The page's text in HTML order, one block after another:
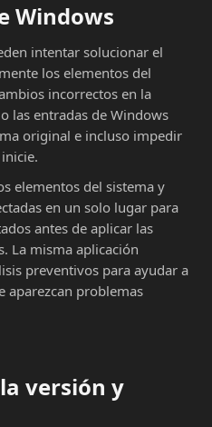
Windows
intentar solucionar el
los elementos del
incorrectos en la
las entradas de Windows
original e incluso impedir
elementos del sistema y
en un solo lugar para
antes de aplicar las
La misma aplicación
preventivos para ayudar a
aparezcan problemas
versión y